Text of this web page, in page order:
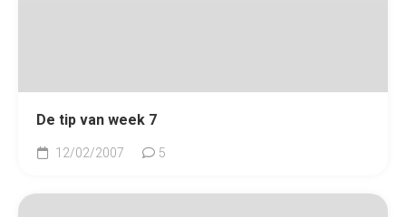
De tip van week 7
12/02/2007 5